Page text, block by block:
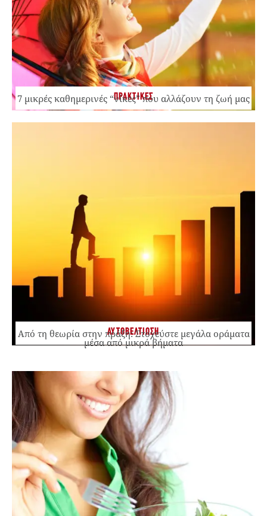
ΠΡΑΚΤΙΚΕΣ
7 μικρές καθημερινές “νίκες” που αλλάζουν τη ζωή μας
ΑΥΤΟΒΕΛΤΙΩΣΗ
Από τη θεωρία στην πράξη: Στοχεύστε μεγάλα οράματα
μέσα από μικρά βήματα